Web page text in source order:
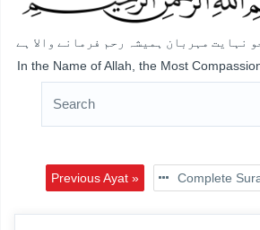
نہایت مہربان ہمیشہ رحم فرمانے والا ہے
In the Name of Allah, the Most
Previous Ayat » Complete